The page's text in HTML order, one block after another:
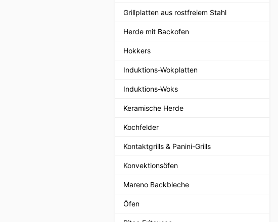
Grillplatten aus rostfreiem Stahl
Herde mit Backofen
Hokkers
Induktions-Wokplatten
Induktions-Woks
Keramische Herde
Kochfelder
Kontaktgrills & Panini-Grills
Konvektionsöfen
Mareno Backbleche
Öfen